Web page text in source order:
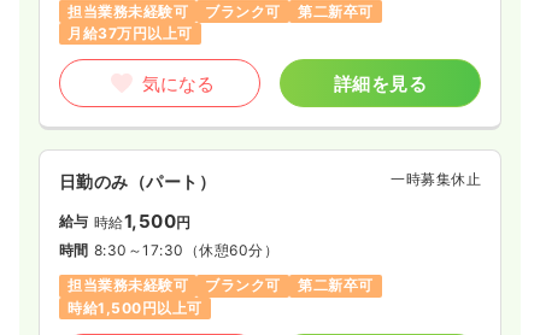
担当業務未経験可
ブランク可
第二新卒可
月給37万円以上可
気になる 詳細を見る
日勤のみ（パート） 一時募集休止
給与 時給1,500円
時間 8:30～17:30 （休憩60分）
担当業務未経験可
ブランク可
第二新卒可
時給1,500円以上可